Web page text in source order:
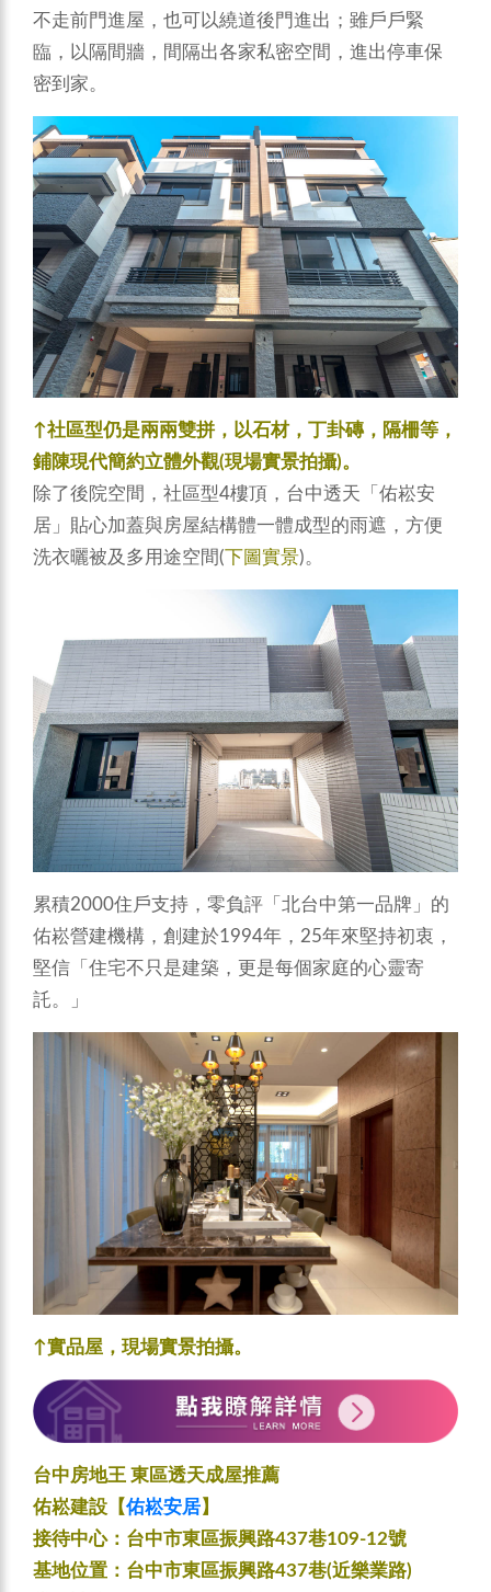
不走前門進屋，也可以繞道後門進出；雖戶戶緊
臨，以隔間牆，間隔出各家私密空間，進出停車保
密到家。
↑社區型仍是兩兩雙拼，以石材，丁卦磚，隔柵等，
鋪陳現代簡約立體外觀(現場實景拍攝)。
除了後院空間，社區型4樓頂，台中透天「佑崧安
居」貼心加蓋與房屋結構體一體成型的雨遮，方便
洗衣曬被及多用途空間(下圖實景)。
累積2000住戶支持，零負評「北台中第一品牌」的
佑崧營建機構，創建於1994年，25年來堅持初衷，
堅信「住宅不只是建築，更是每個家庭的心靈寄
託。」
↑實品屋，現場實景拍攝。
台中房地王 東區透天成屋推薦
佑崧建設【佑崧安居】
接待中心：台中市東區振興路437巷109-12號
基地位置：台中市東區振興路437巷(近樂業路)